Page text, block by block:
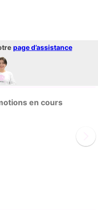
page d’assistance
en cours